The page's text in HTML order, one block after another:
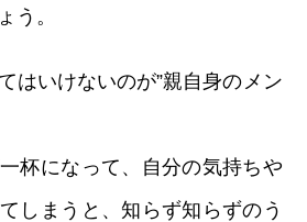
う。
はいけないのが”親自身のメン
杯になって、自分の気持ちや
しまうと、知らず知らずのう